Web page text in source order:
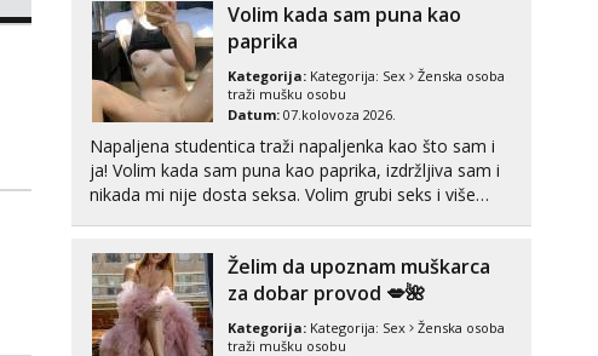
Anđela
Čekam tvoj poziv!
Tel: 064/677-677 - Kod: #142
tel:0,93€ - mob:1,12€ min
Volim kada sam puna kao
paprika
Kategorija: Kategorija: Sex
Ženska osoba
traži mušku osobu
Datum: 07.kolovoza 2026.
Napaljena studentica traži napaljenka kao što sam i
ja! Volim kada sam puna kao paprika, izdržljiva sam i
nikada mi nije dosta seksa. Volim grubi seks i više
cekam te!
Želim da upoznam muškarca
za dobar provod 💋🌺
Kategorija: Kategorija: Sex
Ženska osoba
traži mušku osobu